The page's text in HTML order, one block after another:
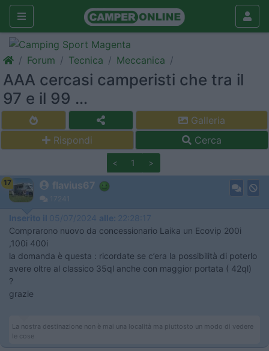
Forum Tecnica Meccanica
AAA cercasi camperisti che tra il
97 e il 99 …
Galleria
Rispondi
Cerca
< 1 >
17 flavius67
17241
Inserito il 05/07/2024 alle: 22:28:17
Comprarono nuovo da concessionario Laika un Ecovip 200i
,100i 400i
la domanda è questa : ricordate se c’era la possibilità di poterlo
avere oltre al classico 35ql anche con maggior portata ( 42ql)
?
grazie
La nostra destinazione non è mai una località ma piuttosto un modo di vedere
le cose